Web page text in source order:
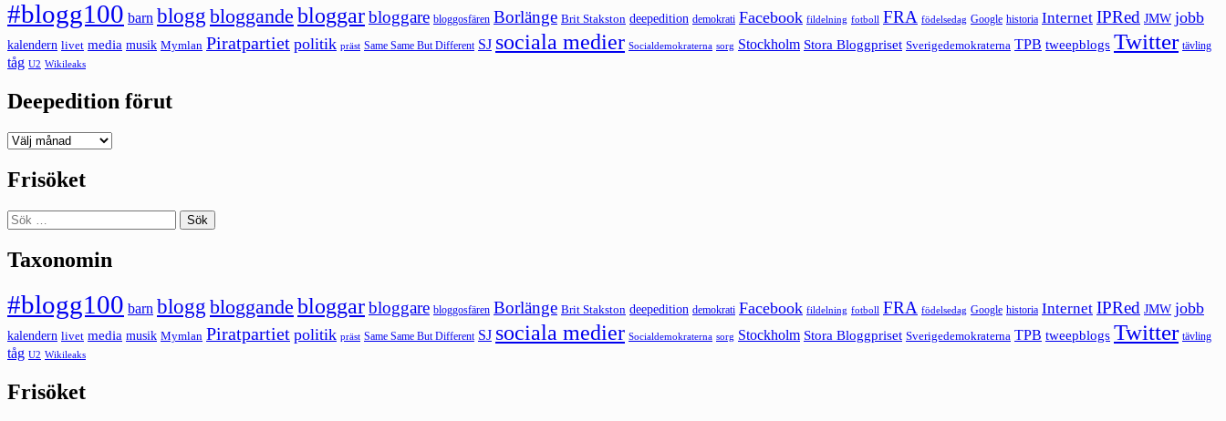
#blogg100 barn blogg bloggande bloggarbloggare bloggosfären Borlänge Brit Stakston deepedition demokrati Facebook fildelning fotboll FRA födelsedag Google historia Internet IPRed JMW jobb
kalendern livet media musik Mymlan Piratpartiet politik präst Same Same But Different SJ sociala medier Socialdemokraterna sorg Stockholm Stora Bloggpriset Sverigedemokraterna TPB tweepblogs Twitter tävling
tåg U2 Wikileaks
Deepedition förut
Deepedition
Frisöket
Sök
efter:
Taxonomin
#blogg100 barn blogg bloggande bloggarbloggare bloggosfären Borlänge Brit Stakston deepedition demokrati Facebook fildelning fotboll FRA födelsedag Google historia Internet IPRed JMW jobb
kalendern livet media musik Mymlan Piratpartiet politik präst Same Same But Different SJ sociala medier Socialdemokraterna sorg Stockholm Stora Bloggpriset Sverigedemokraterna TPB tweepblogs Twitter tävling
tåg U2 Wikileaks
Frisöket